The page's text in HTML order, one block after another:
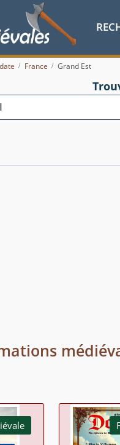
France Grand Est